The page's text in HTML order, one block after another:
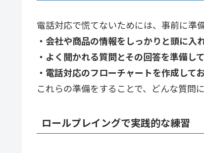
電話対応で慌てないためには、事前に準
・会社や商品の情報をしっかりと頭に入
・よく聞かれる質問とその回答を準備し
・電話対応のフローチャートを作成して
これらの準備をすることで、どんな質問
ロールプレイングで実践的な練習